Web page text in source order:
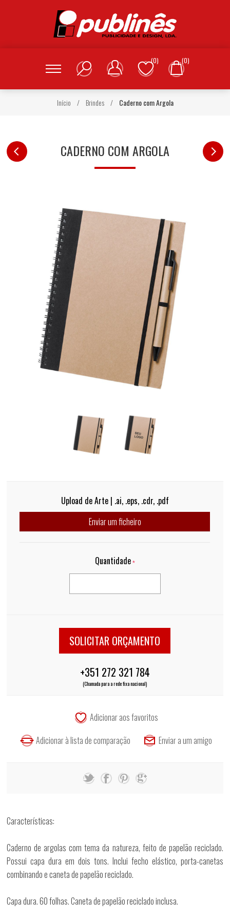
(0) (0)
Início / Brindes / Caderno com Argola
CADERNO COM ARGOLA
Upload de Arte | .ai, .eps, .cdr, .pdf
Enviar um ficheiro
Quantidade*
SOLICITAR ORÇAMENTO
+351 272 321 784
(Chamada para a rede fixa nacional)
Características:
Caderno de argolas com tema da natureza, feito de papelão reciclado.
Possui capa dura em dois tons. Inclui fecho elástico, porta-canetas
combinando e caneta de papelão reciclado.
Capa dura. 60 folhas. Caneta de papelão reciclado inclusa.